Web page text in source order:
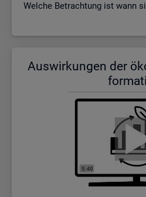
Wel­che Be­trach­tung ist wann
Aus­wir­kun­gen der